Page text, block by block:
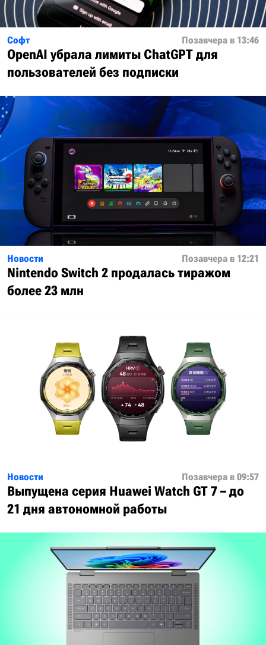
Софт Позавчера в 13:46
OpenAI убрала лимиты ChatGPT для
пользователей без подписки
Новости Позавчера в 12:21
Nintendo Switch 2 продалась тиражом
более 23 млн
Новости Позавчера в 09:57
Выпущена серия Huawei Watch GT 7 – до
21 дня автономной работы